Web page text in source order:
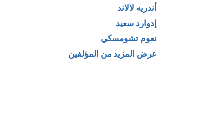
أندريه لالاند
إدوارد سعيد
نعوم تشومسكي
عرض المزيد من المؤلفين